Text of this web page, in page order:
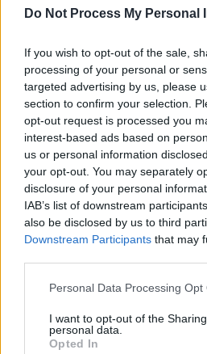
Do Not Process My Personal
If you wish to opt-out of the sale,
processing of your personal or
targeted advertising by us, please
section to confirm your selection.
opt-out request is processed you
interest-based ads based on
us or personal information
your opt-out. You may separately
disclosure of your personal
IAB’s list of downstream
also be disclosed by us to third
Downstream Participants that may
Personal Data Processing Opt
I want to opt-out of the
personal data.
Opted In
μεσημέρι.
8 στην Π.Ε. Βοιωτίας
11 στην Π.Ε. Φθιώτιδας
14 στην Π.Ε. Εύβοιας
8 στην Π.Ε. Φωκίδας
κανένα στην Π.Ε. Ευρυτανία
COVID – 19 | LIVE
Ημερήσια έκθεση
λοίμωξης από το νέο κορωνοϊό
21
Τα στοιχεία που παρουσιάζονται
την επιδημιολογική επιτήρηση
κορωνοϊό (COVID19), με βάση τα